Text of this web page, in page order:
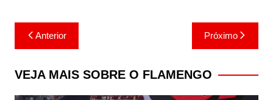
Navegação
de
Post
Anterior Próximo
VEJA MAIS SOBRE O FLAMENGO